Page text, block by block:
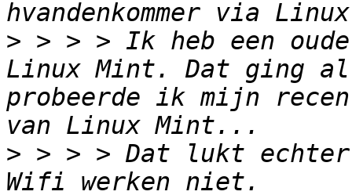
> > > > Ik heb een
Linux Mint. Dat ging
probeerde ik mijn
> > > > Dat lukt